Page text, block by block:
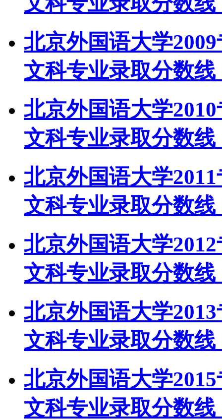
北京外国语大学
文科专业录取分数线
北京外国语大学
文科专业录取分数线
北京外国语大学
文科专业录取分数线
北京外国语大学
文科专业录取分数线
北京外国语大学
文科专业录取分数线
北京外国语大学
文科专业录取分数线